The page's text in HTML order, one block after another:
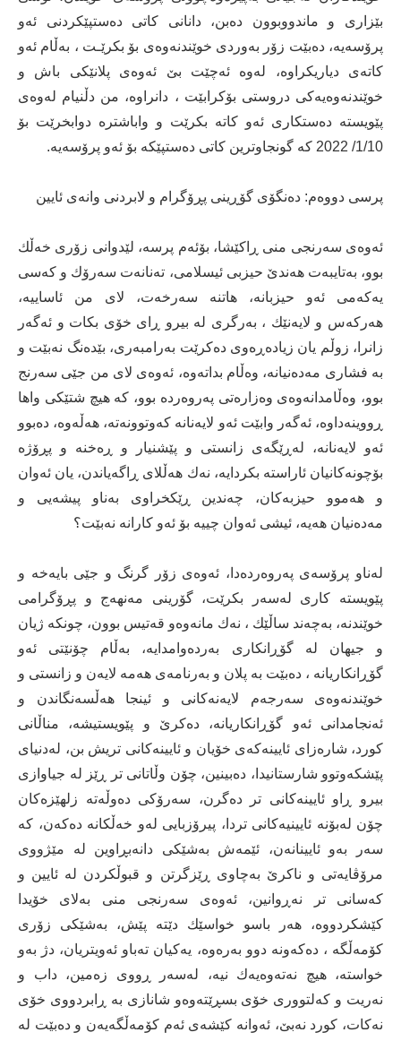
بێزاری‌ و ماندووبوون ده‌بن، دانانی‌ كاتی‌ ده‌ستپێكردنی‌ ئه‌و
پرۆسه‌یه‌، ده‌بێت زۆر به‌وردی‌ خوێندنه‌وه‌ی‌ بۆ بكرێـت ، به‌ڵام ئه‌و
كاته‌ی‌ دیاریكراوه‌، له‌وه‌ ئه‌چێت بێ‌ ئه‌وه‌ی‌ پلانێكی‌ باش و
خوێندنەوه‌یه‌كی‌ دروستی‌ بۆكرابێت ، دانراوە، من دڵنیام له‌وه‌ی‌
پێویسته‌ ده‌ستكاری‌ ئه‌و كاته‌ بكرێت و واباشتره‌ دوابخرێت بۆ
1/10/ 2022 كه‌ گونجاوترین كاتی‌ ده‌ستپێكه‌ بۆ ئه‌و پرۆسه‌یه‌.
پرسی‌ دووه‌م: ده‌نگۆی‌ گۆڕینی‌ پڕۆگرام و لابردنی‌ وانه‌ی‌ ئایین
ئه‌وه‌ی‌ سه‌رنجی‌ منی‌ ڕاكێشا، بۆئه‌م پرسه‌، لێدوانی‌ زۆری‌ خه‌ڵك
بوو، به‌تایبه‌ت هه‌ندێ‌ حیزبی‌ ئیسلامی‌، ته‌نانه‌ت سه‌رۆك و كه‌سی‌
یه‌كه‌می‌ ئه‌و حیزبانه‌، هاتنه‌ سه‌رخه‌ت، لای‌ من ئاساییه‌،
هه‌ركه‌س و لایه‌نێك ، به‌رگری‌ له‌ بیرو ڕای‌ خۆی‌ بكات و ئه‌گه‌ر
زانرا، زوڵم یان زیاده‌ڕه‌وی‌ ده‌كرێت به‌رامبه‌ری‌، بێده‌نگ نه‌بێت و
به‌ فشاری‌ مه‌ده‌نیانه‌، وه‌ڵام بداته‌وه‌، ئه‌وه‌ی‌ لای‌ من جێی‌ سه‌رنج
بوو، وه‌ڵامدانه‌وه‌ی‌ وه‌زاره‌تی‌ په‌روه‌رده‌ بوو، كه‌ هیچ شتێكی‌ واها
ڕووینه‌داوه‌، ئه‌گه‌ر وابێت ئه‌و لایه‌نانه‌ كه‌وتوونه‌ته‌، هه‌ڵه‌وه‌، ده‌بوو
ئه‌و لایه‌نانه‌، له‌ڕێگه‌ی‌ زانستی‌ و پێشنیار و ڕه‌خنه‌ و پڕۆژه‌
بۆچونه‌كانیان ئاراسته‌ بكردایه‌، نه‌ك هه‌ڵلای‌ ڕاگه‌یاندن، یان ئه‌وان
و هه‌موو حیزبه‌كان، چه‌ندین ڕێكخراوی‌ به‌ناو پیشه‌یی‌ و
مه‌ده‌نیان هه‌یه‌، ئیشی‌ ئه‌وان چییه‌ بۆ ئه‌و كارانه‌ نه‌بێت؟
له‌ناو پرۆسه‌ی‌ په‌روه‌رده‌دا، ئه‌وه‌ی‌ زۆر گرنگ و جێی‌ بایه‌خه‌ و
پێویسته‌ كاری‌ له‌سه‌ر بكرێت، گۆرینی‌ مه‌نهه‌ج و پڕۆگرامی‌
خوێندنه‌، به‌چه‌ند ساڵێك ، نه‌ك مانه‌وه‌و قه‌تیس بوون، چونكه‌ ژیان
و جیهان له‌ گۆڕانكاری‌ به‌رده‌وامدایه‌، به‌ڵام چۆنێتی‌ ئه‌و
گۆڕانكاریانه‌ ، ده‌بێت به‌ پلان و به‌رنامه‌ی‌ هه‌مه‌ لایه‌ن و زانستی‌ و
خوێندنه‌وه‌ی‌ سه‌رجه‌م لایه‌نه‌كانی‌ و ئینجا هه‌ڵسه‌نگاندن و
ئه‌نجامدانی‌ ئه‌و گۆڕانكاریانه‌، ده‌كرێ‌ و پێویستیشه‌، مناڵانی‌
كورد، شاره‌زای‌ ئایینه‌كه‌ی‌ خۆیان و ئایینه‌كانی‌ تریش بن، له‌دنیای‌
پێشكه‌وتوو شارستانیدا، ده‌بینین، چۆن وڵاتانی‌ تر ڕێز له‌ جیاوازی‌
بیرو ڕاو ئایینه‌كانی‌ تر ده‌گرن، سه‌رۆكی‌ ده‌وڵه‌ته‌ زلهێزه‌كان
چۆن له‌بۆنه‌ ئایینیه‌كانی‌ تردا، پیرۆزبایی‌ له‌و خه‌ڵكانه‌ ده‌كه‌ن، كه‌
سه‌ر به‌و ئایینانه‌ن، ئێمه‌ش به‌شێكی‌ دانه‌بڕاوین له‌ مێژووی‌
مرۆڤایه‌تی‌ و ناكرێ‌ به‌چاوی‌ ڕێزگرتن و قبوڵكردن له‌ ئایین و
كه‌سانی‌ تر نه‌ڕوانین، ئه‌وه‌ی‌ سه‌رنجی‌ منی‌ به‌لای‌ خۆیدا
كێشكردووه‌، هه‌ر باسو خواسێك دێته‌ پێش، به‌شێكی‌ زۆری‌
كۆمه‌ڵگه‌ ، ده‌كه‌ونه‌ دوو به‌ره‌وه‌، یه‌كیان ته‌باو ئه‌ویتریان، دژ به‌و
خواسته‌، هیچ نه‌ته‌وه‌یه‌ك نیه‌، له‌سه‌ر ڕووی‌ زه‌مین، داب و
نه‌ریت و كه‌لتووری‌ خۆی‌ بسڕێته‌وه‌و شانازی‌ به‌ ڕابردووی‌ خۆی‌
نه‌كات، كورد نه‌بێ‌، ئه‌وانه‌ كێشه‌ی‌ ئه‌م كۆمه‌ڵگه‌یه‌ن و ده‌بێت له‌